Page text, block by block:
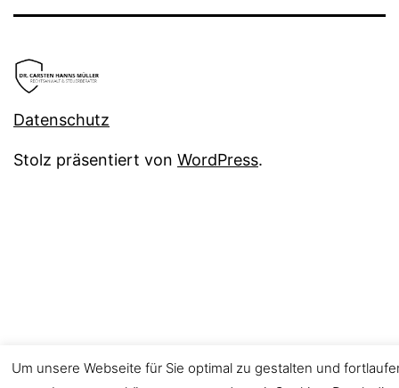
Datenschutz
Stolz präsentiert von WordPress.
Um unsere Webseite für Sie optimal zu gestalten und